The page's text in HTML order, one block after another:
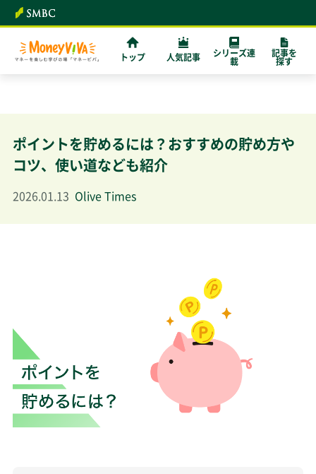
トップ 人気記事 シリーズ連
載
記事を
探す
ポイントを貯めるには？おすすめの貯め方や
コツ、使い道なども紹介
2026.01.13 Olive Times